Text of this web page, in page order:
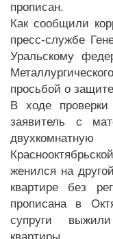
прописан.
Как сообщили
пресс-службе
Уральскому
просьбой о
В ходе
заявитель с
женился на
квартире без
прописана в
супруги